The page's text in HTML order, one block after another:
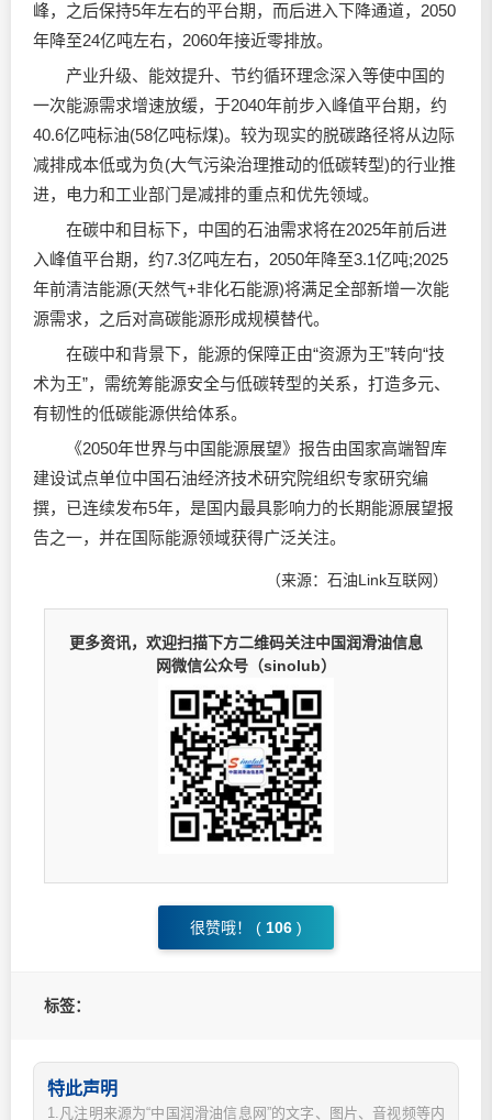
峰，之后保持5年左右的平台期，而后进入下降通道，2050
年降至24亿吨左右，2060年接近零排放。
产业升级、能效提升、节约循环理念深入等使中国的
一次能源需求增速放缓，于2040年前步入峰值平台期，约
40.6亿吨标油(58亿吨标煤)。较为现实的脱碳路径将从边际
减排成本低或为负(大气污染治理推动的低碳转型)的行业推
进，电力和工业部门是减排的重点和优先领域。
在碳中和目标下，中国的石油需求将在2025年前后进
入峰值平台期，约7.3亿吨左右，2050年降至3.1亿吨;2025
年前清洁能源(天然气+非化石能源)将满足全部新增一次能
源需求，之后对高碳能源形成规模替代。
在碳中和背景下，能源的保障正由“资源为王”转向“技
术为王”，需统筹能源安全与低碳转型的关系，打造多元、
有韧性的低碳能源供给体系。
《2050年世界与中国能源展望》报告由国家高端智库
建设试点单位中国石油经济技术研究院组织专家研究编
撰，已连续发布5年，是国内最具影响力的长期能源展望报
告之一，并在国际能源领域获得广泛关注。
（来源：石油Link互联网）
更多资讯，欢迎扫描下方二维码关注中国润滑油信息
网微信公众号（sinolub）
很赞哦！ ( 106 )
标签：
特此声明
1.凡注明来源为“中国润滑油信息网”的文字、图片、音视频等内